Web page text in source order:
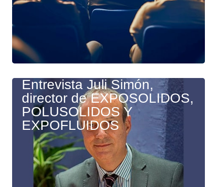
Entrevista Juli Simón,
director de EXPOSOLIDOS,
POLUSOLIDOS Y
EXPOFLUIDOS